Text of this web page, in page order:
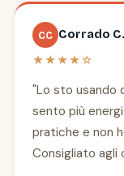
CC Corrado C.
★★★★☆
"Lo sto usando
sento più
pratiche e non
Consigliato agli